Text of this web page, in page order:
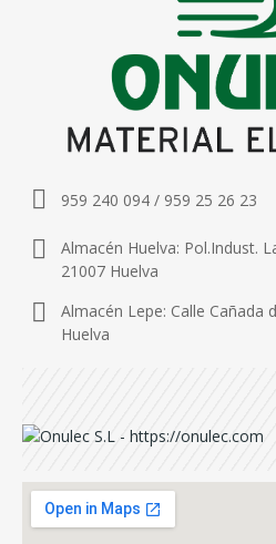
959 240 094 / 959 25 26 23
Almacén Huelva: Pol.Indust.
21007 Huelva
Almacén Lepe: Calle Cañada
Huelva